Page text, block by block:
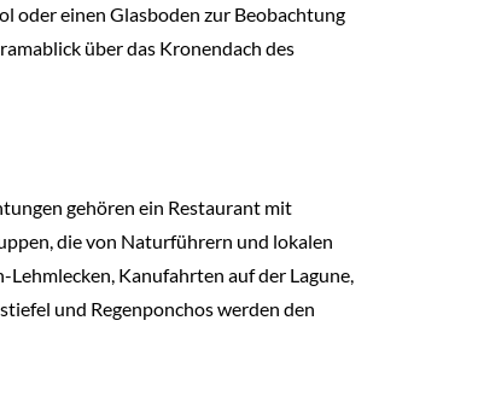
oder einen Glasboden zur Beobachtung
über das Kronendach des
gehören ein Restaurant mit
die von Naturführern und lokalen
Kanufahrten auf der Lagune,
und Regenponchos werden den